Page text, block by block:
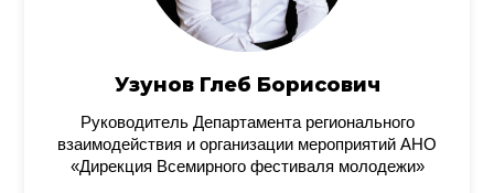
Узунов Глеб Борисович
Руководитель Департамента регионального
взаимодействия и организации мероприятий АНО
«Дирекция Всемирного фестиваля молодежи»